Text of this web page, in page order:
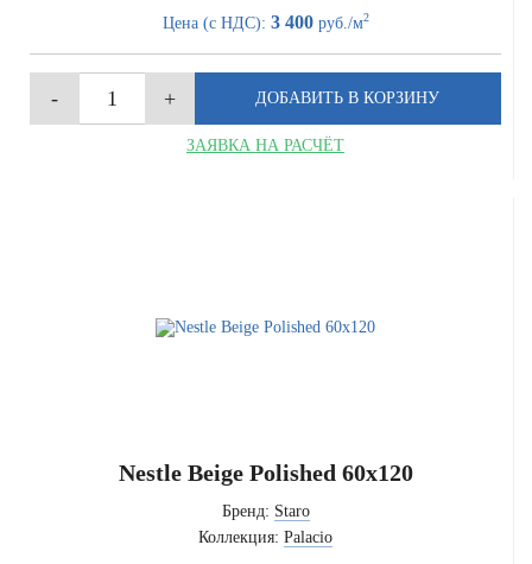
Цена (с НДС): 3 400руб./м2
ЗАЯВКА НА РАСЧЁТ
Nestle Beige Polished 60x120
Бренд: Staro
Коллекция: Palacio